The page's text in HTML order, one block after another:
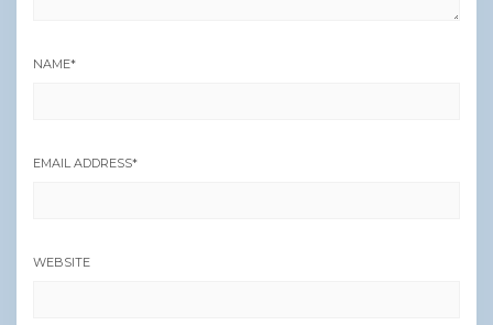
NAME*
EMAIL ADDRESS*
WEBSITE